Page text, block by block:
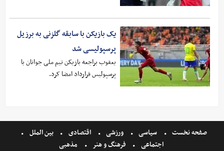
یک بازیکن با سابقه گلزنی به برزیل
پرسپولیسی شد
یعقوب براجعه بازیکن تیم ملی جوانان با
پرسپولیس قرارداد امضا کرد.
صفحه نخست سیاسی ورزشی اقتصادی
بین الملل
اجتماعی
فرهنگ و هنر مذهبی